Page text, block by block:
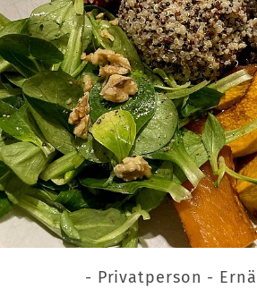
- Privatperson -